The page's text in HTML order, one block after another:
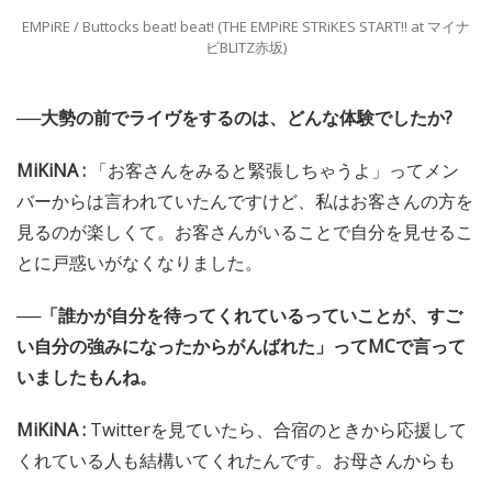
EMPiRE / Buttocks beat! beat! (THE EMPiRE STRiKES START!! at マイナ
ビBLITZ赤坂)
──大勢の前でライヴをするのは、どんな体験でしたか?
MiKiNA : 「お客さんをみると緊張しちゃうよ」ってメン
バーからは言われていたんですけど、私はお客さんの方を
見るのが楽しくて。お客さんがいることで自分を見せるこ
とに戸惑いがなくなりました。
──「誰かが自分を待ってくれているっていことが、すご
い自分の強みになったからがんばれた」ってMCで言って
いましたもんね。
MiKiNA : Twitterを見ていたら、合宿のときから応援して
くれている人も結構いてくれたんです。お母さんからも